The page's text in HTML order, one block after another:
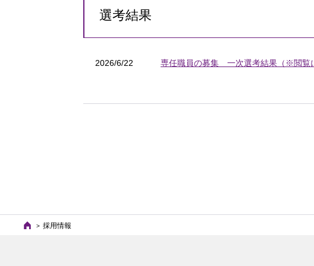
選考結果
2026/6/22 専任職員の募集 一次選考結果（※閲覧
採用情報